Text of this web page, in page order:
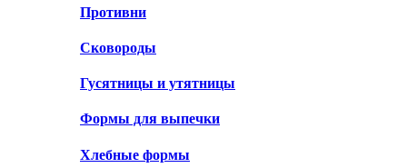
Противни
Сковороды
Гусятницы и утятницы
Формы для выпечки
Хлебные формы